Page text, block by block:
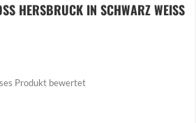
HERSBRUCK IN SCHWARZ WEISS -
Produkt bewertet